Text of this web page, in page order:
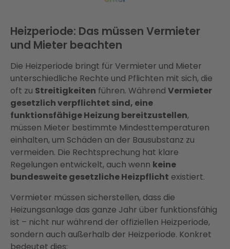
Heizperiode: Das müssen Vermieter
und Mieter beachten
Die Heizperiode bringt für Vermieter und Mieter
unterschiedliche Rechte und Pflichten mit sich, die
oft zu Streitigkeiten führen. Während Vermieter
gesetzlich verpflichtet sind, eine
funktionsfähige Heizung bereitzustellen,
müssen Mieter bestimmte Mindesttemperaturen
einhalten, um Schäden an der Bausubstanz zu
vermeiden. Die Rechtsprechung hat klare
Regelungen entwickelt, auch wenn keine
bundesweite gesetzliche Heizpflicht existiert.
Vermieter müssen sicherstellen, dass die
Heizungsanlage das ganze Jahr über funktionsfähig
ist – nicht nur während der offiziellen Heizperiode,
sondern auch außerhalb der Heizperiode. Konkret